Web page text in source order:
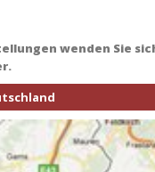
wenden Sie